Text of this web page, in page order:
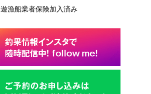
遊漁船業者保険加入済み